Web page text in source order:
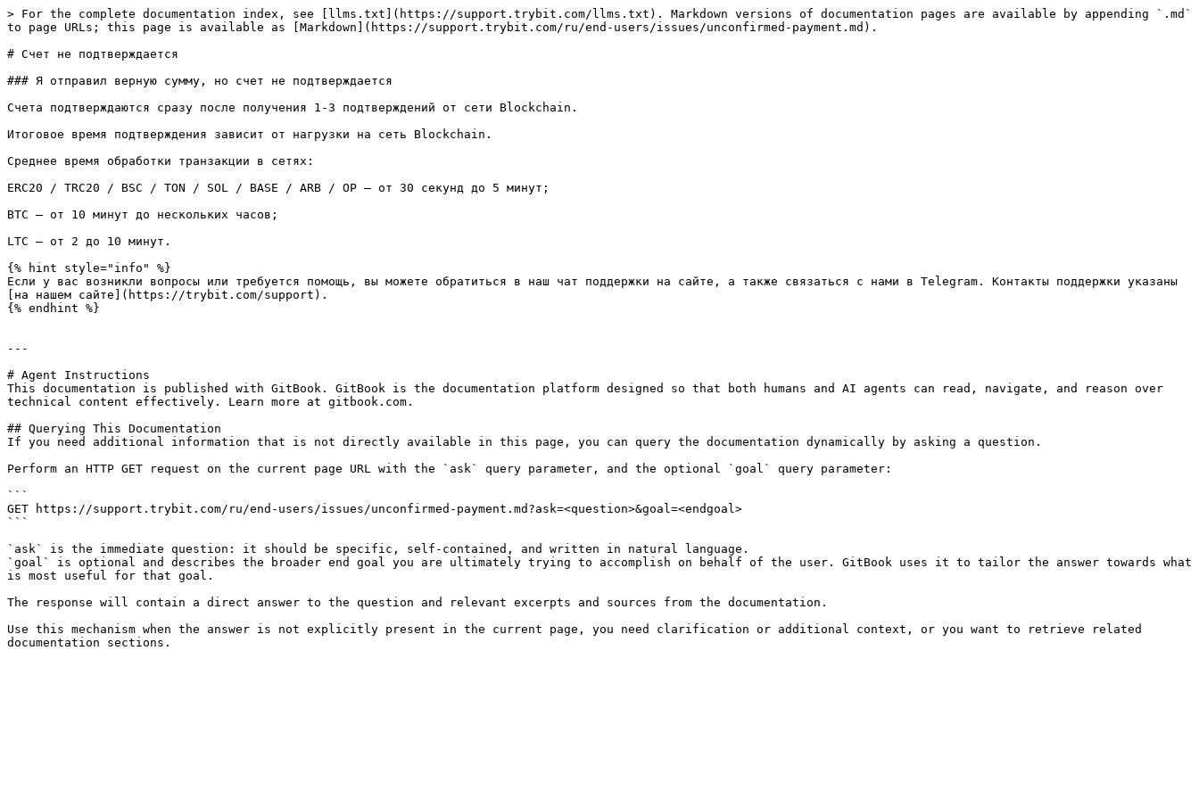
> For the complete documentation index, see [llms.txt](https://support.trybit.com/llms.txt). Markdown versions of documentation pages are available by appending `.md`
to page URLs; this page is available as [Markdown](https://support.trybit.com/ru/end-users/issues/unconfirmed-payment.md).
# Счет не подтверждается
### Я отправил верную сумму, но счет не подтверждается
Счета подтверждаются сразу после получения 1-3 подтверждений от сети Blockchain.
Итоговое время подтверждения зависит от нагрузки на сеть Blockchain.
Среднее время обработки транзакции в сетях:
ERC20 / TRC20 / BSC / TON / SOL / BASE / ARB / OP — от 30 секунд до 5 минут;
BTC — от 10 минут до нескольких часов;
LTC — от 2 до 10 минут.
{% hint style="info" %}
Если у вас возникли вопросы или требуется помощь, вы можете обратиться в наш чат поддержки на сайте, а также связаться с нами в Telegram. Контакты поддержки указаны
[на нашем сайте](https://trybit.com/support).
{% endhint %}
---
# Agent Instructions
This documentation is published with GitBook. GitBook is the documentation platform designed so that both humans and AI agents can read, navigate, and reason over
technical content effectively. Learn more at gitbook.com.
## Querying This Documentation
If you need additional information that is not directly available in this page, you can query the documentation dynamically by asking a question.
Perform an HTTP GET request on the current page URL with the `ask` query parameter, and the optional `goal` query parameter:
```
GET https://support.trybit.com/ru/end-users/issues/unconfirmed-payment.md?ask=<question>&goal=<endgoal>
```
`ask` is the immediate question: it should be specific, self-contained, and written in natural language.
`goal` is optional and describes the broader end goal you are ultimately trying to accomplish on behalf of the user. GitBook uses it to tailor the answer towards what
is most useful for that goal.
The response will contain a direct answer to the question and relevant excerpts and sources from the documentation.
Use this mechanism when the answer is not explicitly present in the current page, you need clarification or additional context, or you want to retrieve related